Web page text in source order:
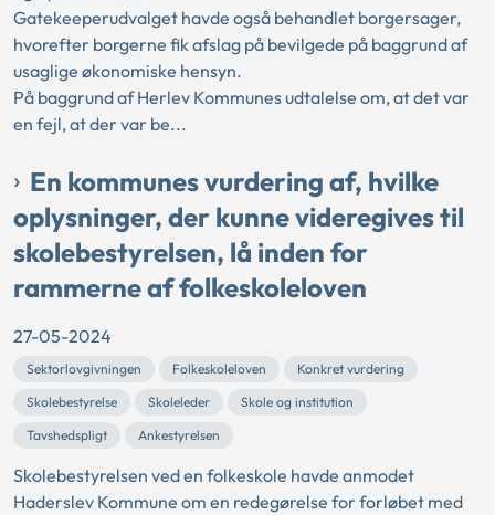
Gatekeeperudvalget havde også behandlet borgersager,
hvorefter borgerne fik afslag på bevilgede på baggrund af
usaglige økonomiske hensyn.
På baggrund af Herlev Kommunes udtalelse om, at det var
en fejl, at der var be...
En kommunes vurdering af, hvilke
oplysninger, der kunne videregives til
skolebestyrelsen, lå inden for
rammerne af folkeskoleloven
27-05-2024
Sektorlovgivningen Folkeskoleloven
Konkret vurdering
Skolebestyrelse
Skoleleder
Skole og institution
Tavshedspligt
Ankestyrelsen
Skolebestyrelsen ved en folkeskole havde anmodet
Haderslev Kommune om en redegørelse for forløbet med